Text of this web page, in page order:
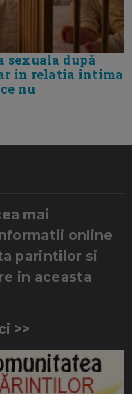
sexuala după
in relatia intima
nu
mai
online
parintilor si
in aceasta
>>